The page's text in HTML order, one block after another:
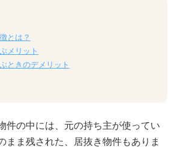
とは？
メリット
ときのデメリット
件の中には、元の持ち主が使ってい
まま残された、居抜き物件もありま